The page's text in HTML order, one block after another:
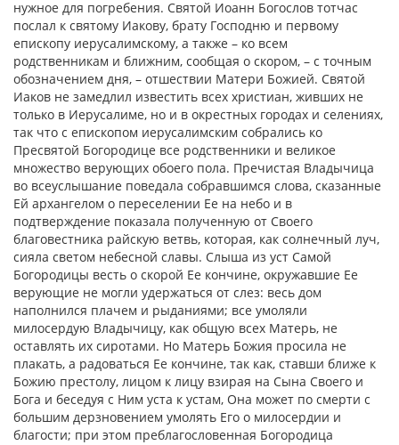
нужное для погребения. Святой Иоанн Богослов тотчас
послал к святому Иакову, брату Господню и первому
епископу иерусалимскому, а также – ко всем
родственникам и ближним, сообщая о скором, – с точным
обозначением дня, – отшествии Матери Божией. Святой
Иаков не замедлил известить всех христиан, живших не
только в Иерусалиме, но и в окрестных городах и селениях,
так что с епископом иерусалимским собрались ко
Пресвятой Богородице все родственники и великое
множество верующих обоего пола. Пречистая Владычица
во всеуслышание поведала собравшимся слова, сказанные
Ей архангелом о переселении Ее на небо и в
подтверждение показала полученную от Своего
благовестника райскую ветвь, которая, как солнечный луч,
сияла светом небесной славы. Слыша из уст Самой
Богородицы весть о скорой Ее кончине, окружавшие Ее
верующие не могли удержаться от слез: весь дом
наполнился плачем и рыданиями; все умоляли
милосердую Владычицу, как общую всех Матерь, не
оставлять их сиротами. Но Матерь Божия просила не
плакать, а радоваться Ее кончине, так как, ставши ближе к
Божию престолу, лицом к лицу взирая на Сына Своего и
Бога и беседуя с Ним уста к устам, Она может по смерти с
большим дерзновением умолять Его о милосердии и
благости; при этом преблагословенная Богородица